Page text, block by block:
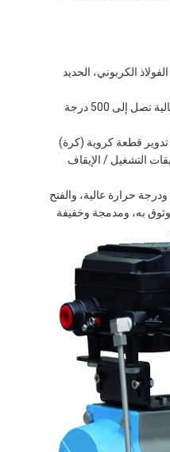
الكربوني، الحديد
مناسب لسائل درجة حرارة عالية تصل إلى 500 درجة
قطعة كروية (كرة)
التشغيل / الإيقاف
حرارة عالية، والفتح
به، ومدمجة وخفيفة